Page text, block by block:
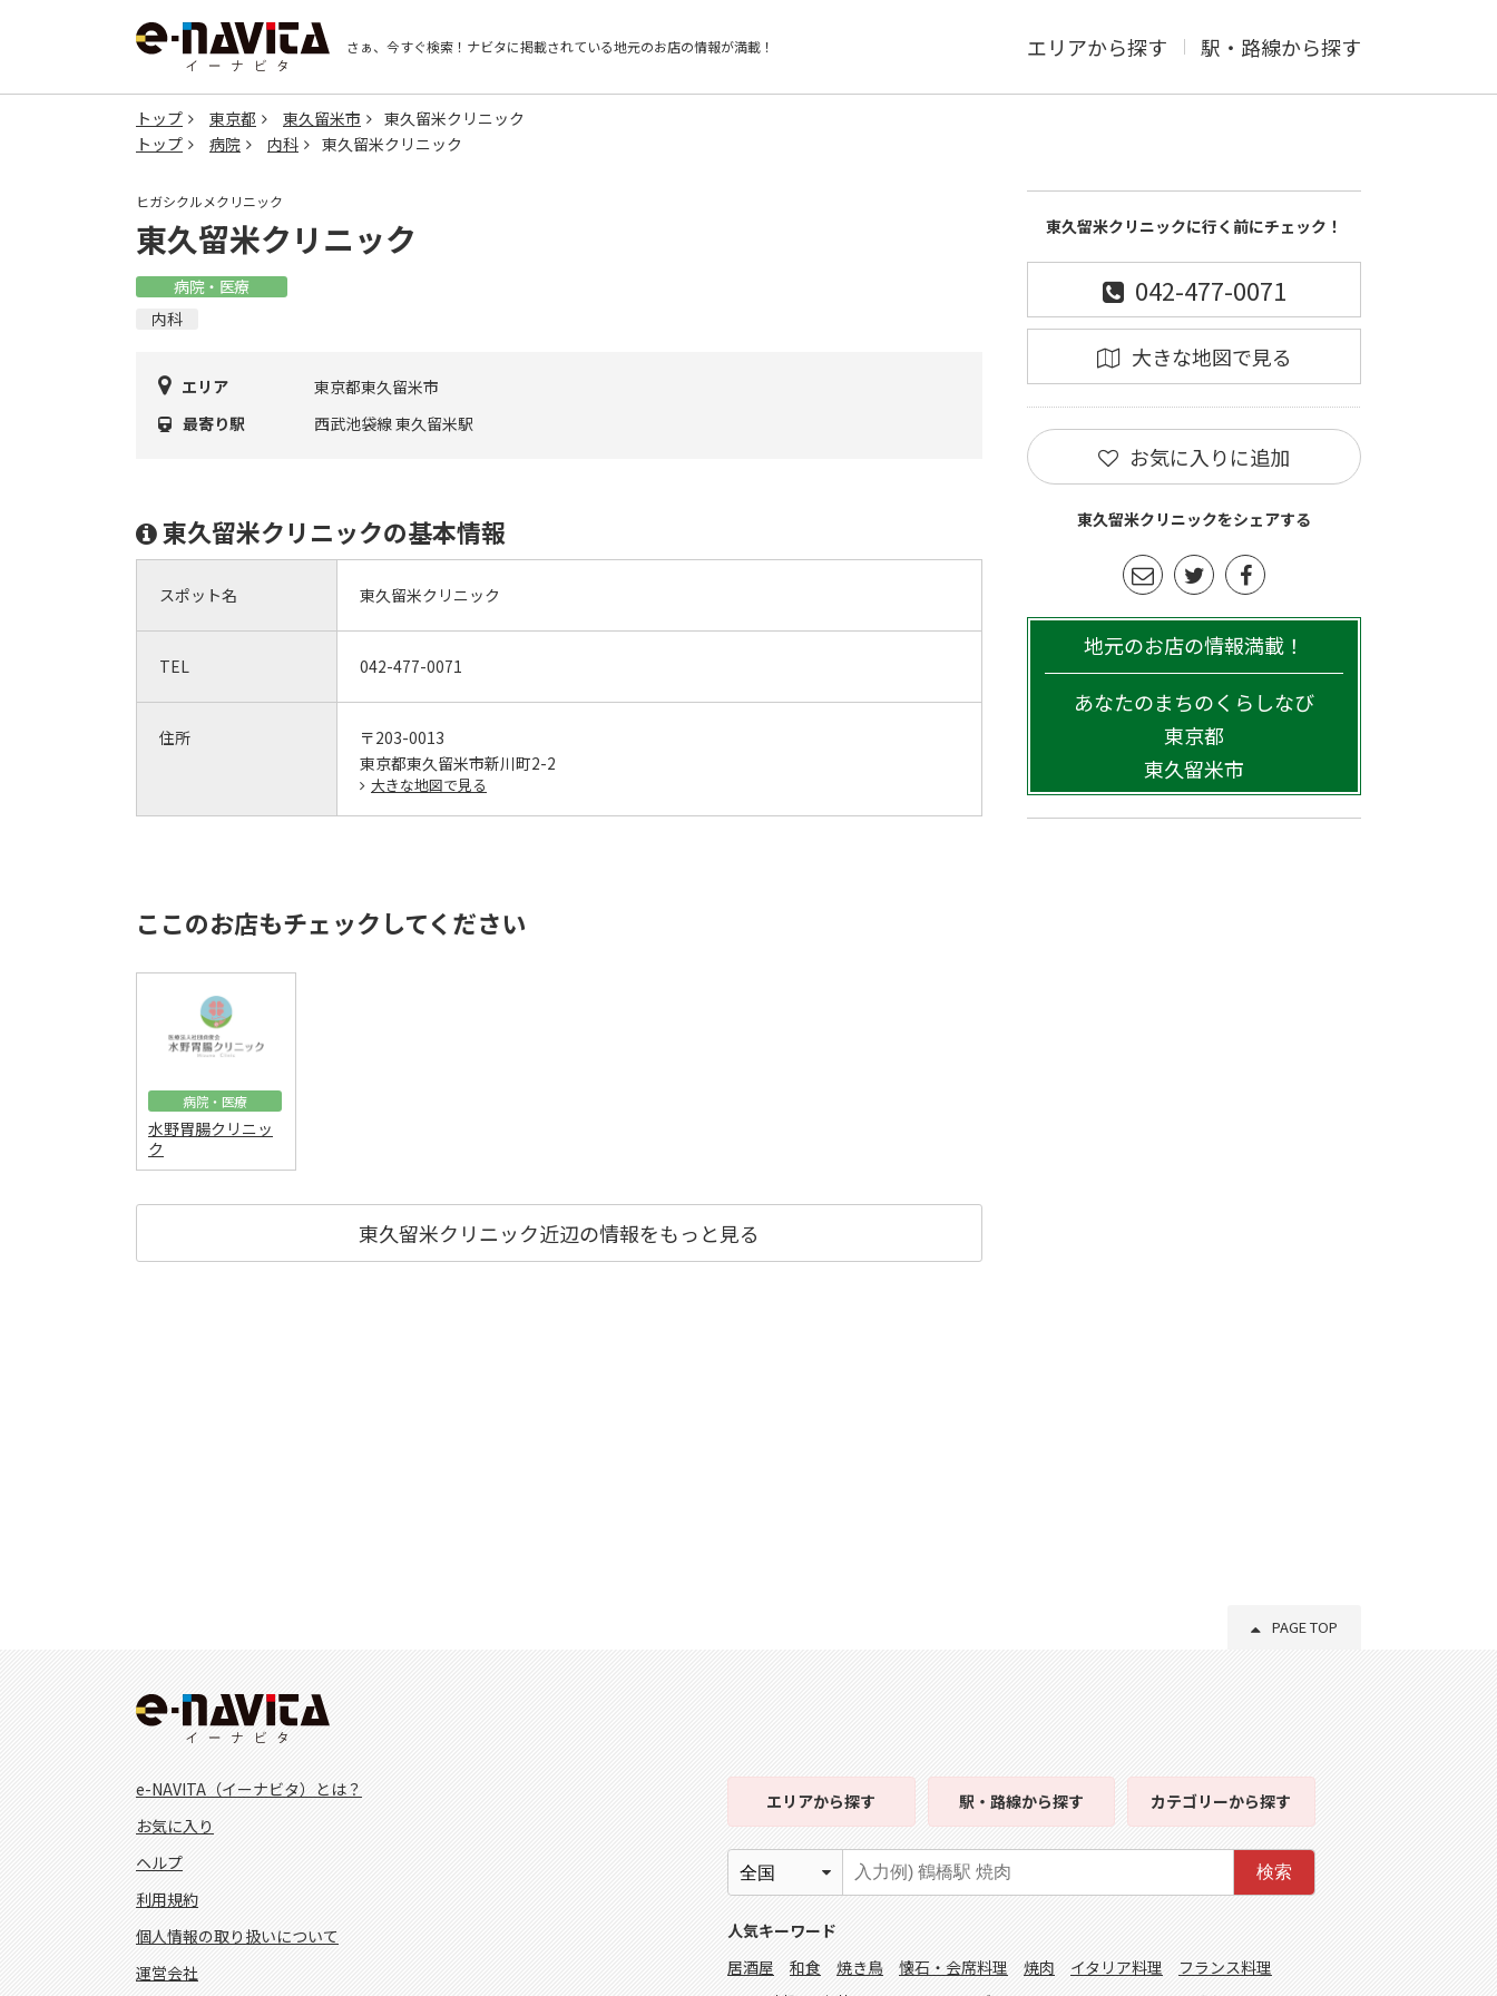
さぁ、今すぐ検索！ ナビタに掲載されている地元のお店の情報が満載！ エリアから探す 駅・路線から探す
トップ 東京都 東久留米市
東久留米クリニック
トップ
病院 内科 東久留米クリニック
ヒガシクルメクリニック
東久留米クリニック
病院・医療
内科
エリア
東京都東久留米市
最寄り駅
西武池袋線 東久留米駅
東久留米クリニックの基本情報
スポット名 東久留米クリニック
TEL 042-477-0071
住所
〒203-0013
東京都東久留米市新川町2-2
大きな地図で見る
ここのお店もチェックしてください
病院・医療
水野胃腸クリニッ
ク
東久留米クリニック近辺の情報をもっと見る
東久留米クリニックに行く前にチェック！
042-477-0071
大きな地図で見る
お気に入りに追加
東久留米クリニックをシェアする
地元のお店の情報満載！
あなたのまちのくらしなび
東京都
東久留米市
PAGE TOP
e-NAVITA（イーナビタ）とは？
お気に入り
ヘルプ
利用規約
個人情報の取り扱いについて
運営会社
エリアから探す 駅・路線から探す カテゴリーから探す
検索
人気キーワード
居酒屋
和食 焼き鳥 懐石・会席料理 焼肉 イタリア料理
フランス料理